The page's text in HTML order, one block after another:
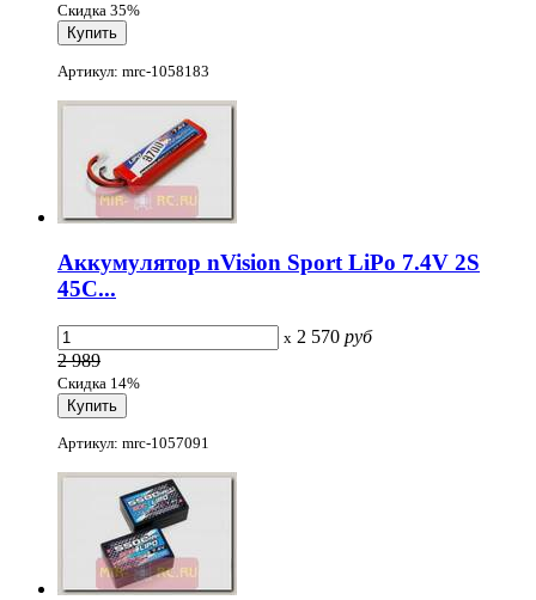
Скидка 35%
Артикул: mrc-1058183
Аккумулятор nVision Sport LiPo 7.4V 2S
45C...
x 2 570 руб
2 989
Скидка 14%
Артикул: mrc-1057091